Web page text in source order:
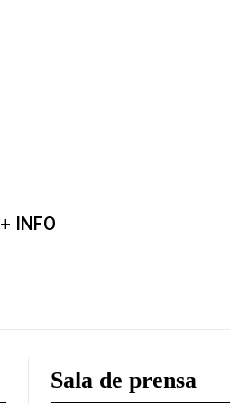
+ INFO
Sala de prensa